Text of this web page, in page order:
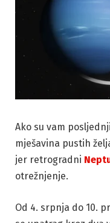
Ako su vam
mješavina pustih
jer retrogradni
otrežnjenje.
Od 4. srpnja do 10.